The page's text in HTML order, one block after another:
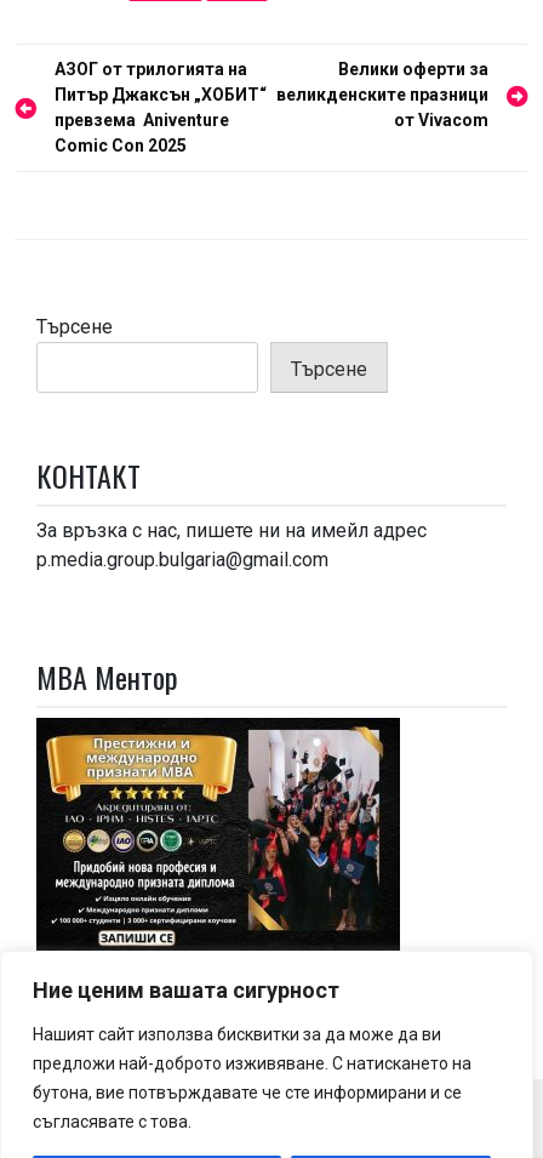
Ние ценим вашата сигурност
Нашият сайт използва бисквитки за да може да ви
предложи най-доброто изживяване. С натискането на
бутона, вие потвърждавате че сте информирани и се
съгласявате с това.
Навигация
АЗОГ от трилогията на
Питър Джаксън „ХОБИТ“
превзема Аniventure
Comic Con 2025
Велики оферти за
великденските празници
от Vivacom
Търсене
Търсене
КОНТАКТ
За връзка с нас, пишете ни на имейл адрес
p.media.group.bulgaria@gmail.com
МВА Ментор